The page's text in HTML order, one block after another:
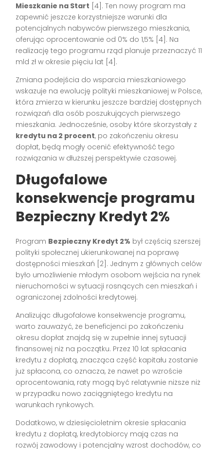
Mieszkanie na Start [4]. Ten nowy program ma
zapewnić jeszcze korzystniejsze warunki dla
potencjalnych nabywców pierwszego mieszkania,
oferując oprocentowanie od 0% do 1,5% [4]. Na
realizację tego programu rząd planuje przeznaczyć 11
mld zł w okresie pięciu lat [4].
Zmiana podejścia do wsparcia mieszkaniowego
wskazuje na ewolucję polityki mieszkaniowej w Polsce,
która zmierza w kierunku jeszcze bardziej dostępnych
rozwiązań dla osób poszukujących pierwszego
mieszkania. Jednocześnie, osoby które skorzystały z
kredytu na 2 procent, po zakończeniu okresu
dopłat, będą mogły ocenić efektywność tego
rozwiązania w dłuższej perspektywie czasowej.
Długofalowe
konsekwencje programu
Bezpieczny Kredyt 2%
Program Bezpieczny Kredyt 2% był częścią szerszej
polityki społecznej ukierunkowanej na poprawę
dostępności mieszkań [2]. Jednym z głównych celów
było umożliwienie młodym osobom wejścia na rynek
nieruchomości w sytuacji rosnących cen mieszkań i
ograniczonej zdolności kredytowej.
Analizując długofalowe konsekwencje programu,
warto zauważyć, że beneficjenci po zakończeniu
okresu dopłat znajdą się w zupełnie innej sytuacji
finansowej niż na początku. Przez 10 lat spłacania
kredytu z dopłatą, znacząca część kapitału zostanie
już spłacona, co oznacza, że nawet po wzroście
oprocentowania, raty mogą być relatywnie niższe niż
w przypadku nowo zaciągniętego kredytu na
warunkach rynkowych.
Dodatkowo, w dziesięcioletnim okresie spłacania
kredytu z dopłatą, kredytobiorcy mają czas na
rozwój zawodowy i potencjalny wzrost dochodów, co